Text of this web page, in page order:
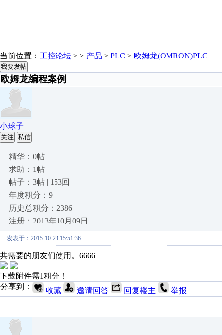
当前位置： 工控论坛 > > 产品 > PLC > 欧姆龙(OMRON)PLC
我要发帖
欧姆龙编程案例
小球子
关注 私信
精华：0帖
求助：1帖
帖子：3帖 | 153回
年度积分：9
历史总积分：2386
注册：2013年10月09日
发表于：2015-10-23 15:51:36
共需要的朋友们使用。6666
下载附件需1积分！
分享到：
收藏 邀请回答 回复楼主 举报